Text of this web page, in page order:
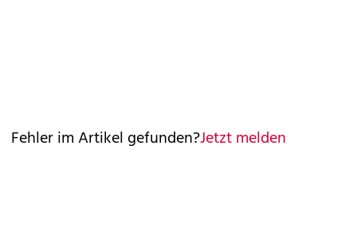
Fehler im Artikel gefunden?Jetzt melden